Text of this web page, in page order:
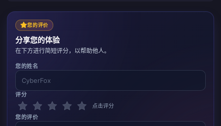
您的评价
分享您的体验
在下方进行简短评分，以帮助他人。
您的姓名
评分
点击评分
您的评价